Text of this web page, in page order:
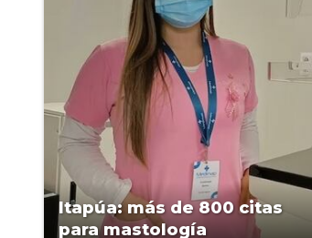
Itapúa: más de 800 citas
para mastología